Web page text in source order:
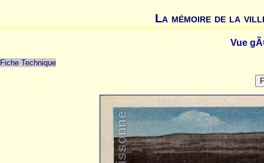
La mémoire de la
Vue
Fiche Technique